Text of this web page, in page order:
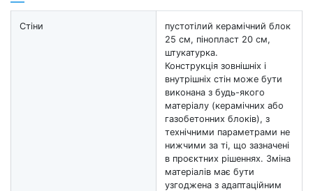
Стіни
пустотілий керамічний блок
25 см, пінопласт 20 см,
штукатурка.
Конструкція зовнішніх і
внутрішніх стін може бути
виконана з будь-якого
матеріалу (керамічних або
газобетонних блоків), з
технічними параметрами не
нижчими за ті, що зазначені
в проєктних рішеннях. Зміна
матеріалів має бути
узгоджена з адаптаційним